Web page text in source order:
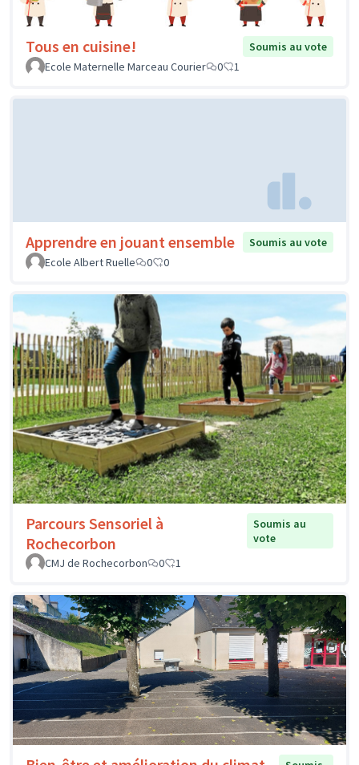
Tous en cuisine!
Soumis au vote
Ecole Maternelle Marceau Courier
0 1
Apprendre en jouant ensemble
Soumis au vote
Ecole Albert Ruelle
0 0
Parcours Sensoriel à
Rochecorbon
Soumis au
vote
CMJ de Rochecorbon
0 1